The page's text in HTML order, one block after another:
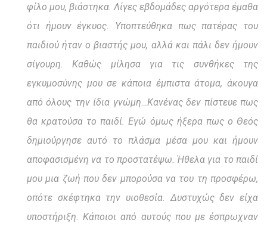
φίλο μου, βιάστηκα. Λίγες εβδομάδες αργότερα έμαθα
ότι ήμουν έγκυος. Υποπτεύθηκα πως πατέρας του
παιδιού ήταν ο βιαστής μου, αλλά και πάλι δεν ήμουν
σίγουρη. Καθώς μίλησα για τις συνθήκες της
εγκυμοσύνης μου σε κάποια έμπιστα άτομα, άκουγα
από όλους την ίδια γνώμη…Κανένας δεν πίστευε πως
θα κρατούσα το παιδί. Εγώ όμως ήξερα πως ο Θεός
δημιούργησε αυτό το πλάσμα μέσα μου και ήμουν
αποφασισμένη να το προστατέψω. Ήθελα για το παιδί
μου μια ζωή που δεν μπορούσα να του τη προσφέρω,
οπότε σκέφτηκα την υιοθεσία. Δυστυχώς δεν είχα
υποστήριξη. Κάποιοι από αυτούς που με έσπρωχναν